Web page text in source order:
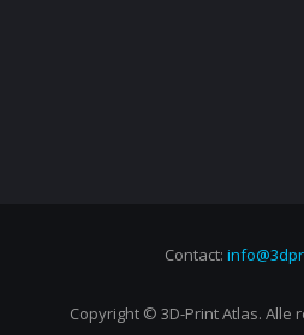
Contact:
Copyright © 3D-Print Atlas. Alle